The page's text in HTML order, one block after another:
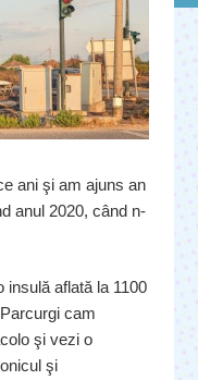
ani şi am ajuns an
anul 2020, când n-
insulă aflată la 1100
cam
şi vezi o
şi